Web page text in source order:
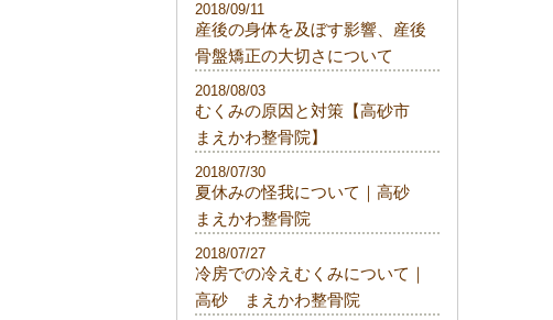
産後の身体を及ぼす影響、産後
骨盤矯正の大切さについて
2018/09/11
むくみの原因と対策【高砂市
まえかわ整骨院】
2018/08/03
夏休みの怪我について｜高砂
まえかわ整骨院
2018/07/30
冷房での冷えむくみについて｜
高砂 まえかわ整骨院
2018/07/27